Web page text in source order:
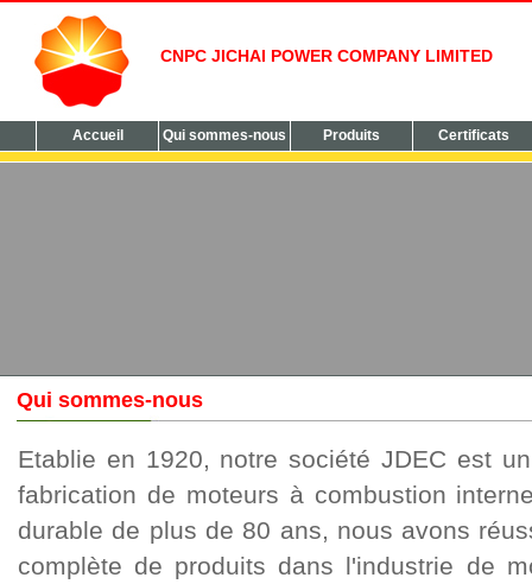
CNPC JICHAI POWER COMPANY LIMITED
Accueil Qui sommes-nous Produits Certificats
Qui sommes-nous
Etablie en 1920, notre société JDEC est
fabrication de moteurs à combustion
durable de plus de 80 ans, nous avons
complète de produits dans l'industrie de